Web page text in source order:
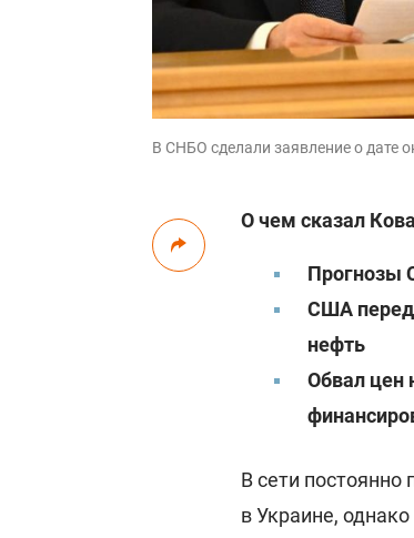
В СНБО сделали заявление о дате
О чем сказал
Прогнозы
США
нефть
Обвал цен
В сети постоянно
в Украине,